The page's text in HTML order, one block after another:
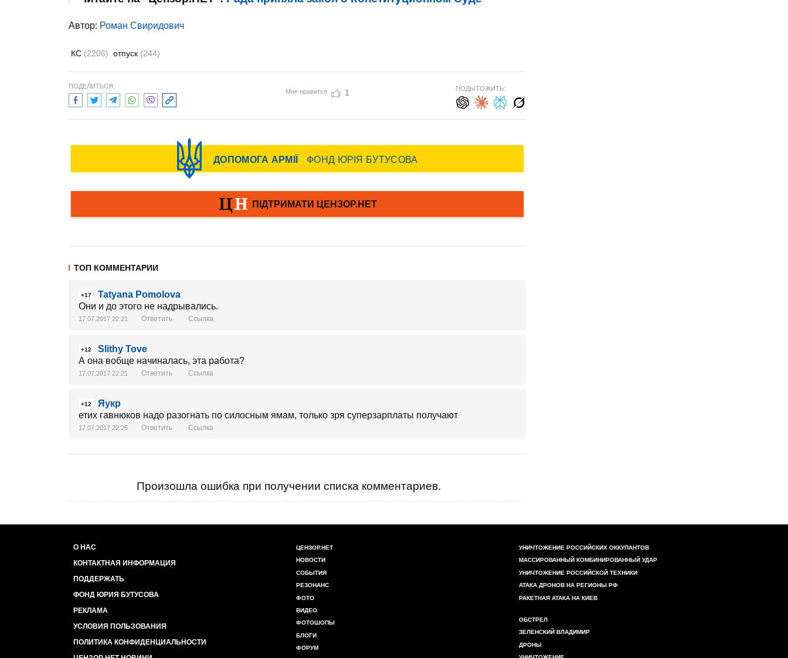
Автор: Роман Свиридович
КС (2206) отпуск (244)
ПОДЕЛИТЬСЯ:
Мне нравится 1 ПОДЫТОЖИТЬ:
ТОП КОММЕНТАРИИ
+17
Tatyana Pomolova
Они и до этого не надрывались.
17.07.2017 22:21 Ответить Ссылка
+12
Slithy Tove
А она вобще начиналась, эта работа?
17.07.2017 22:21 Ответить Ссылка
+12
Яукр
етих гавнюков надо разогнать по силосным ямам, только зря суперзарплаты получают
17.07.2017 22:25 Ответить Ссылка
Произошла ошибка при получении списка комментариев.
О НАС
КОНТАКТНАЯ ИНФОРМАЦИЯ
ПОДДЕРЖАТЬ
ФОНД ЮРИЯ БУТУСОВА
РЕКЛАМА
УСЛОВИЯ ПОЛЬЗОВАНИЯ
ПОЛИТИКА КОНФИДЕНЦИАЛЬНОСТИ
ЦЕНЗОР.НЕТ
НОВОСТИ
СОБЫТИЯ
РЕЗОНАНС
ФОТО
ВИДЕО
ФОТОШОПЫ
БЛОГИ
ФОРУМ
УНИЧТОЖЕНИЕ РОССИЙСКИХ ОККУПАНТОВ
МАССИРОВАННЫЙ КОМБИНИРОВАННЫЙ УДАР
УНИЧТОЖЕНИЕ РОССИЙСКОЙ ТЕХНИКИ
АТАКА ДРОНОВ НА РЕГИОНЫ РФ
РАКЕТНАЯ АТАКА НА КИЕВ
ОБСТРЕЛ
ЗЕЛЕНСКИЙ ВЛАДИМИР
ДРОНЫ